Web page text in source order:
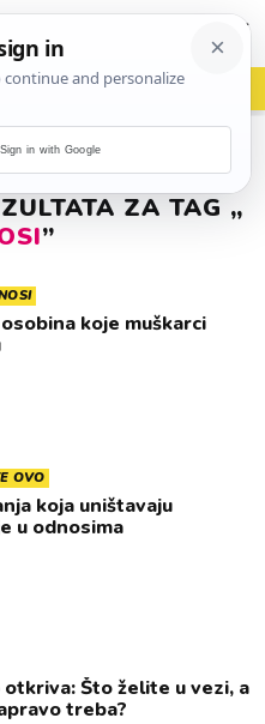
vrh! woot?!
ZA TAG „
”
koje muškarci
OVO
koja uništavaju
u odnosima
Što želite u vezi, a
treba?
Sign in with Google